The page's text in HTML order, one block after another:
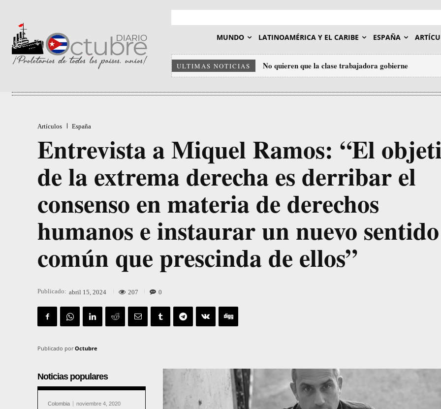
MUNDO LATINOAMÉRICA Y EL CARIBE ESPAÑA
ULTIMAS NOTICIAS No quieren que la clase trabajadora gobierne
Artículos España
Entrevista a Miquel Ramos: “El
de la extrema derecha es derribar el
consenso en materia de derechos
humanos e instaurar un nuevo sentido
común que prescinda de ellos”
Publicado: abril 15, 2024 207 0
Publicado por Octubre
Noticias populares
Colombia noviembre 4, 2020